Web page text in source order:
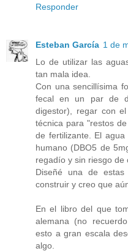
Responder
Esteban García 1 de
Lo de utilizar las
tan mala idea.
Con una sencillísima
fecal en un par de
digestor), regar con
técnica para "restos
de fertilizante. El
humano (DBO5 de
regadío y sin riesgo de
Diseñé una de
construir y creo que
En el libro del que
alemana (no
esto a gran escala
algo.